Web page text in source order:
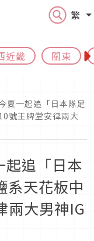
繁
近畿 關東
夏一起追「日本隊足
號王牌堂安律兩大
起追「日本
系天花板中
兩大男神IG